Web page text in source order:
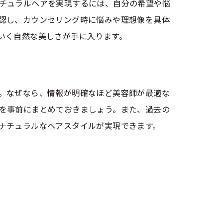
ュラルヘアを実現するには、自分の希望や悩
し、カウンセリング時に悩みや理想像を具体
自然な美しさが手に入ります。
なぜなら、情報が明確なほど美容師が最適な
事前にまとめておきましょう。また、過去の
ュラルなヘアスタイルが実現できます。